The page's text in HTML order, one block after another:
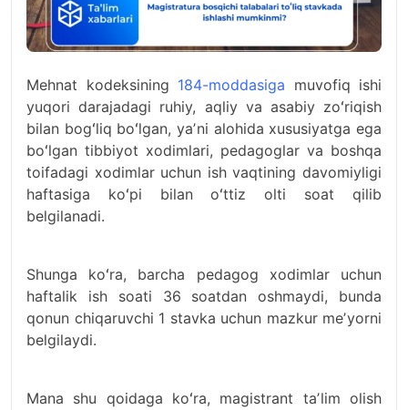
Mehnat kodeksining 184-moddasiga muvofiq ishi
yuqori darajadagi ruhiy, aqliy va asabiy zoʻriqish
bilan bogʻliq boʻlgan, yaʼni alohida xususiyatga ega
boʻlgan tibbiyot xodimlari, pedagoglar va boshqa
toifadagi xodimlar uchun ish vaqtining davomiyligi
haftasiga koʻpi bilan oʻttiz olti soat qilib
belgilanadi.
Shunga koʻra, barcha pedagog xodimlar uchun
haftalik ish soati 36 soatdan oshmaydi, bunda
qonun chiqaruvchi 1 stavka uchun mazkur meʼyorni
belgilaydi.
Mana shu qoidaga koʻra, magistrant taʼlim olish